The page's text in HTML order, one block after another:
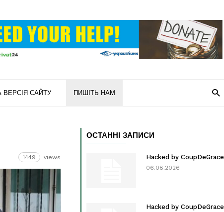
ВЕРСІЯ САЙТУ ПИШІТЬ НАМ
1449 views
ОСТАННІ ЗАПИСИ
Hacked by CoupDeGrace
06.08.2026
Hacked by CoupDeGrace